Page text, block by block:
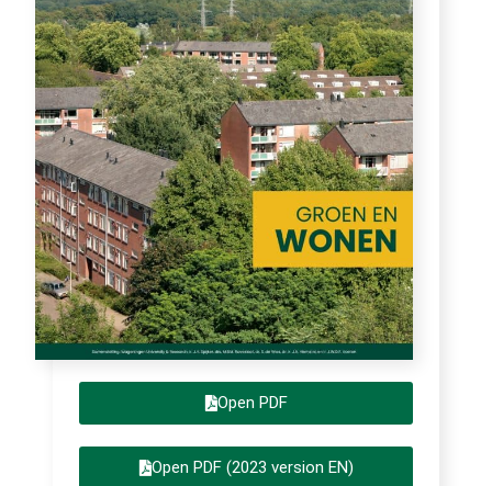
Open PDF
Open PDF (2023 version EN)